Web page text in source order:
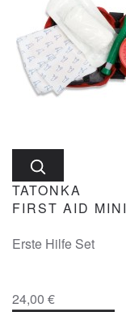
TATONKA
FIRST AID MINI
Erste Hilfe Set
24,00 €